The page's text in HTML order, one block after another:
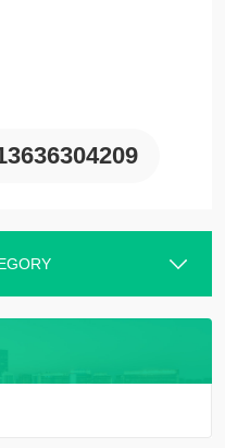
业产品的总装、部装、检